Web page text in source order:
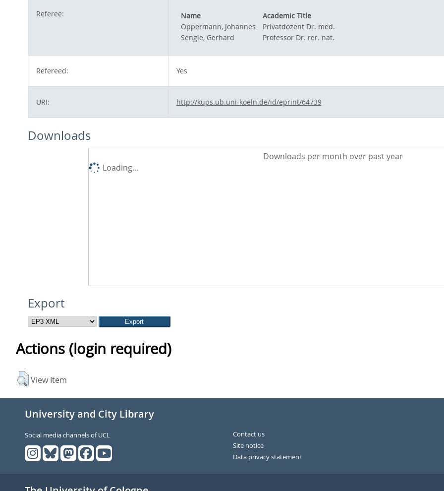
Referee: Name
Academic Title
Oppermann, Johannes
Privatdozent Dr. med.
Sengle, Gerhard
Professor Dr. rer. nat.
Refereed: Yes
URI: http://kups.ub.uni-koeln.de/id/eprint/64739
Downloads
Downloads per month over past year
Loading...
Export
Actions (login required)
View Item
University and City Library
Social media channels of UCL
Contact us
Site notice
Data privacy statement